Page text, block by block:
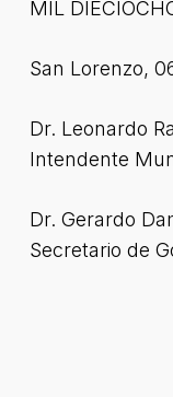
MIL
San Lorenzo,
Dr. Leonardo
Intendente
Dr. Gerardo
Secretario de